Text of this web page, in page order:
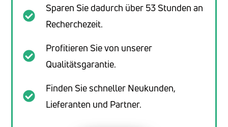
Sparen Sie dadurch über 53 Stunden an
Recherchezeit.
Profitieren Sie von unserer
Qualitätsgarantie.
Finden Sie schneller Neukunden,
Lieferanten und Partner.